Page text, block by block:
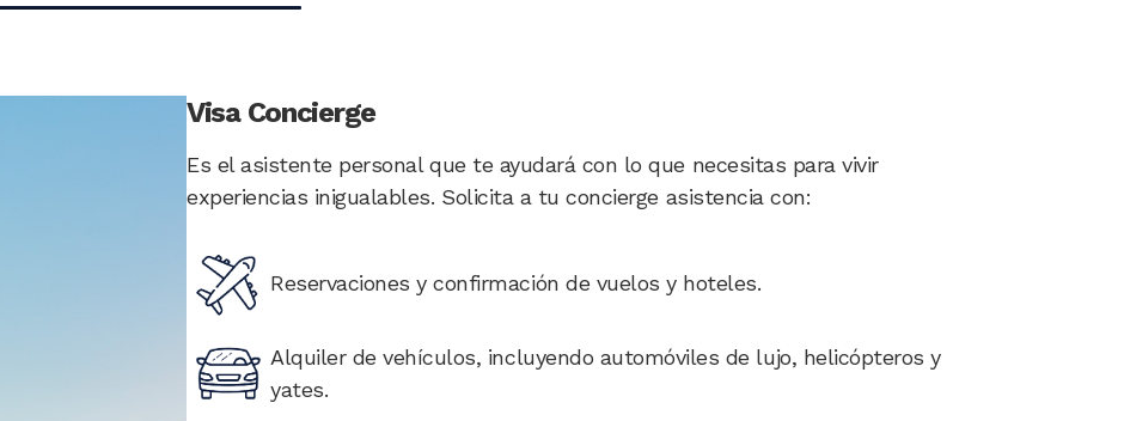
Visa Concierge
Es el asistente personal que te ayudará con lo que necesitas para vivir
experiencias inigualables. Solicita a tu concierge asistencia con:
Image
Reservaciones y confirmación de vuelos y hoteles.
Image
Alquiler de vehículos, incluyendo automóviles de lujo, helicópteros y
yates.